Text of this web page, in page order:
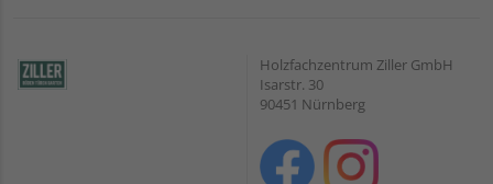
Holzfachzentrum Ziller GmbH
Isarstr. 30
90451 Nürnberg